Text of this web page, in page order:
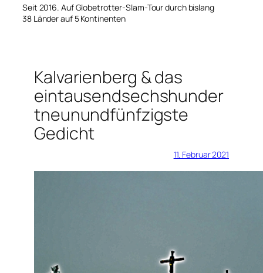
Seit 2016. Auf Globetrotter-Slam-Tour durch bislang
38 Länder auf 5 Kontinenten
Kalvarienberg & das
eintausendsechshunder
tneunundfünfzigste
Gedicht
11. Februar 2021